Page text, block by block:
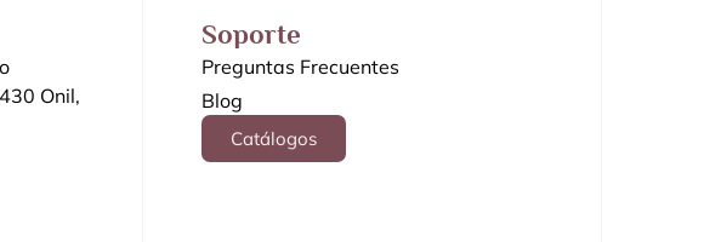
Onil,
Soporte
Preguntas Frecuentes
Blog
Catálogos